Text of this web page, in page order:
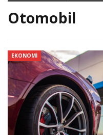
Otomobil
EKONOMI